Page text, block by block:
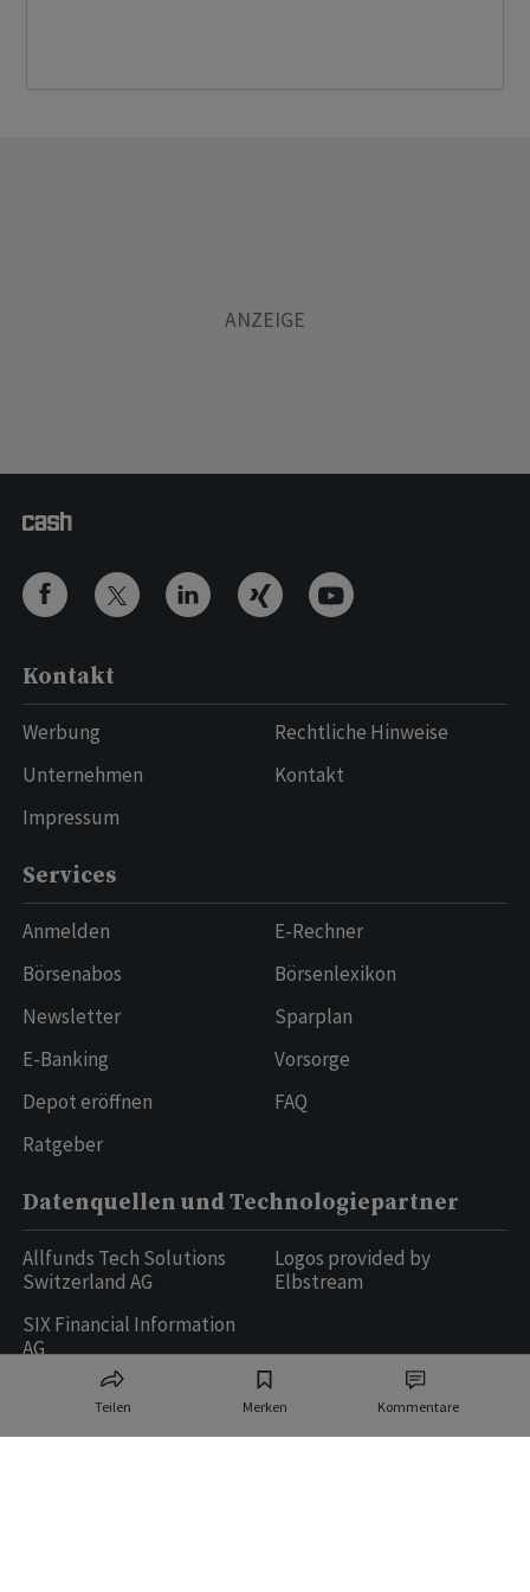
Teilen Merken Kommentare
Kontakt
Werbung
Unternehmen
Impressum
Rechtliche Hinweise
Kontakt
Services
Anmelden
Börsenabos
Newsletter
E-Banking
Depot eröffnen
Ratgeber
E-Rechner
Börsenlexikon
Sparplan
Vorsorge
FAQ
Datenquellen und Technologiepartner
Allfunds Tech Solutions
Switzerland AG
SIX Financial Information
AG
Logos provided by
Elbstream
Ringier AG | Ringier Medien Schweiz